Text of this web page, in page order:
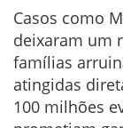
Casos como
deixaram um
famílias
atingidas
100 milhões